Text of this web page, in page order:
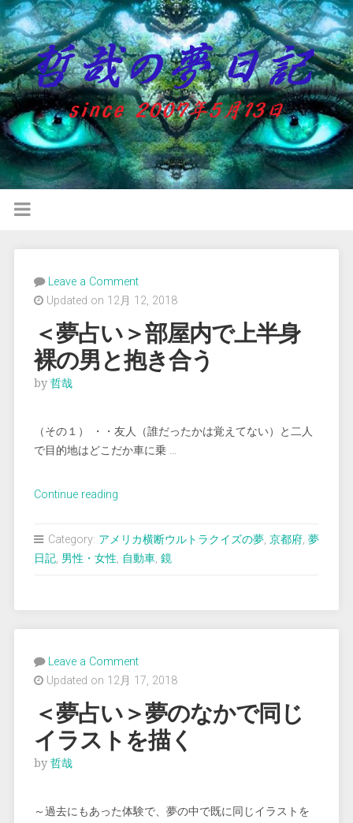
Leave a Comment
Updated on 12月 12, 2018
＜夢占い＞部屋内で上半身
裸の男と抱き合う
by 哲哉
（その１） ・・友人（誰だったかは覚えてない）と二人
で目的地はどこだか車に乗 …
Continue reading“＜
い
屋
内
上
半
裸
の
き
Category: アメリカ横断ウルトラクイズの夢, 京都府, 夢
日記, 男性・女性, 自動車, 鏡
Leave a Comment
Updated on 12月 17, 2018
＜夢占い＞夢のなかで同じ
イラストを描く
by 哲哉
～過去にもあった体験で、夢の中で既に同じイラストを